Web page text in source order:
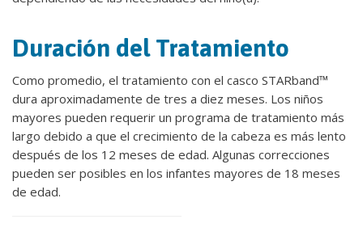
Duración del Tratamiento
Como promedio, el tratamiento con el casco STARband™
dura aproximadamente de tres a diez meses. Los niños
mayores pueden requerir un programa de tratamiento más
largo debido a que el crecimiento de la cabeza es más lento
después de los 12 meses de edad. Algunas correcciones
pueden ser posibles en los infantes mayores de 18 meses
de edad.